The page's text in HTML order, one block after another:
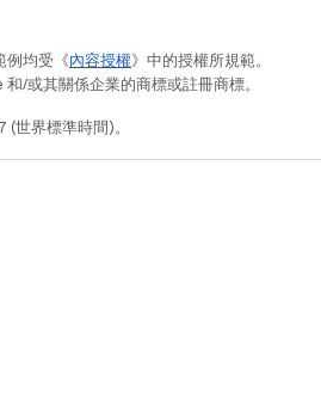
例均受《內容授權》中的授權所規範。
/或其關係企業的商標或註冊商標。
界標準時間)。